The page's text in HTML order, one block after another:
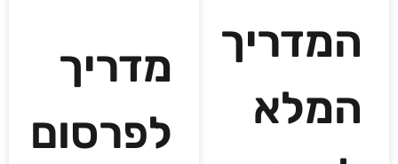
המדריך
המלא
מדריך
לפרסום